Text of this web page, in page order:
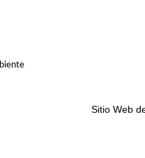
Sitio Web